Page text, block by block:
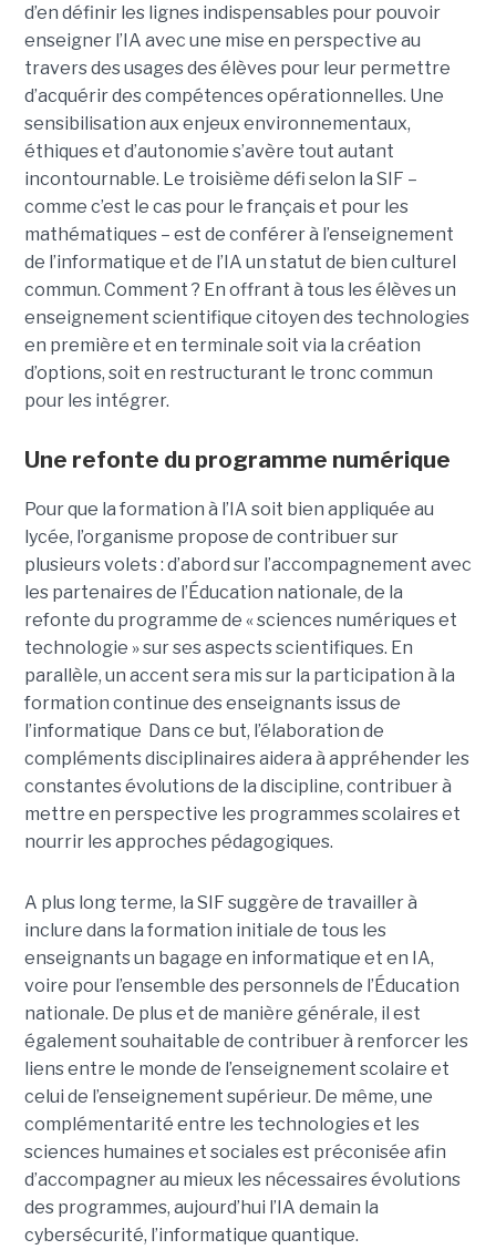
d’en définir les lignes indispensables pour pouvoir
enseigner l’IA avec une mise en perspective au
travers des usages des élèves pour leur permettre
d’acquérir des compétences opérationnelles. Une
sensibilisation aux enjeux environnementaux,
éthiques et d’autonomie s’avère tout autant
incontournable. Le troisième défi selon la SIF –
comme c’est le cas pour le français et pour les
mathématiques – est de conférer à l’enseignement
de l’informatique et de l’IA un statut de bien culturel
commun. Comment ? En offrant à tous les élèves un
enseignement scientifique citoyen des technologies
en première et en terminale soit via la création
d’options, soit en restructurant le tronc commun
pour les intégrer.
Une refonte du programme numérique
Pour que la formation à l’IA soit bien appliquée au
lycée, l’organisme propose de contribuer sur
plusieurs volets : d’abord sur l’accompagnement avec
les partenaires de l’Éducation nationale, de la
refonte du programme de « sciences numériques et
technologie » sur ses aspects scientifiques. En
parallèle, un accent sera mis sur la participation à la
formation continue des enseignants issus de
l’informatique Dans ce but, l’élaboration de
compléments disciplinaires aidera à appréhender les
constantes évolutions de la discipline, contribuer à
mettre en perspective les programmes scolaires et
nourrir les approches pédagogiques.
A plus long terme, la SIF suggère de travailler à
inclure dans la formation initiale de tous les
enseignants un bagage en informatique et en IA,
voire pour l’ensemble des personnels de l’Éducation
nationale. De plus et de manière générale, il est
également souhaitable de contribuer à renforcer les
liens entre le monde de l’enseignement scolaire et
celui de l’enseignement supérieur. De même, une
complémentarité entre les technologies et les
sciences humaines et sociales est préconisée afin
d’accompagner au mieux les nécessaires évolutions
des programmes, aujourd’hui l’IA demain la
cybersécurité, l’informatique quantique.